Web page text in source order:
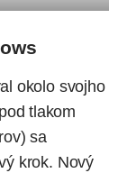
okolo svojho
tlakom
sa
krok. Nový